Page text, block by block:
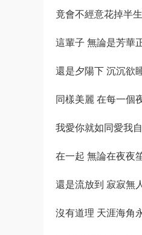
竟會不經意花掉半
這輩子 無論是芳華
還是夕陽下 沉沉欲
同樣美麗 在每一個
我愛你就如同愛我
在一起 無論在夜夜
還是流放到 寂寂無
沒有道理 天涯海角